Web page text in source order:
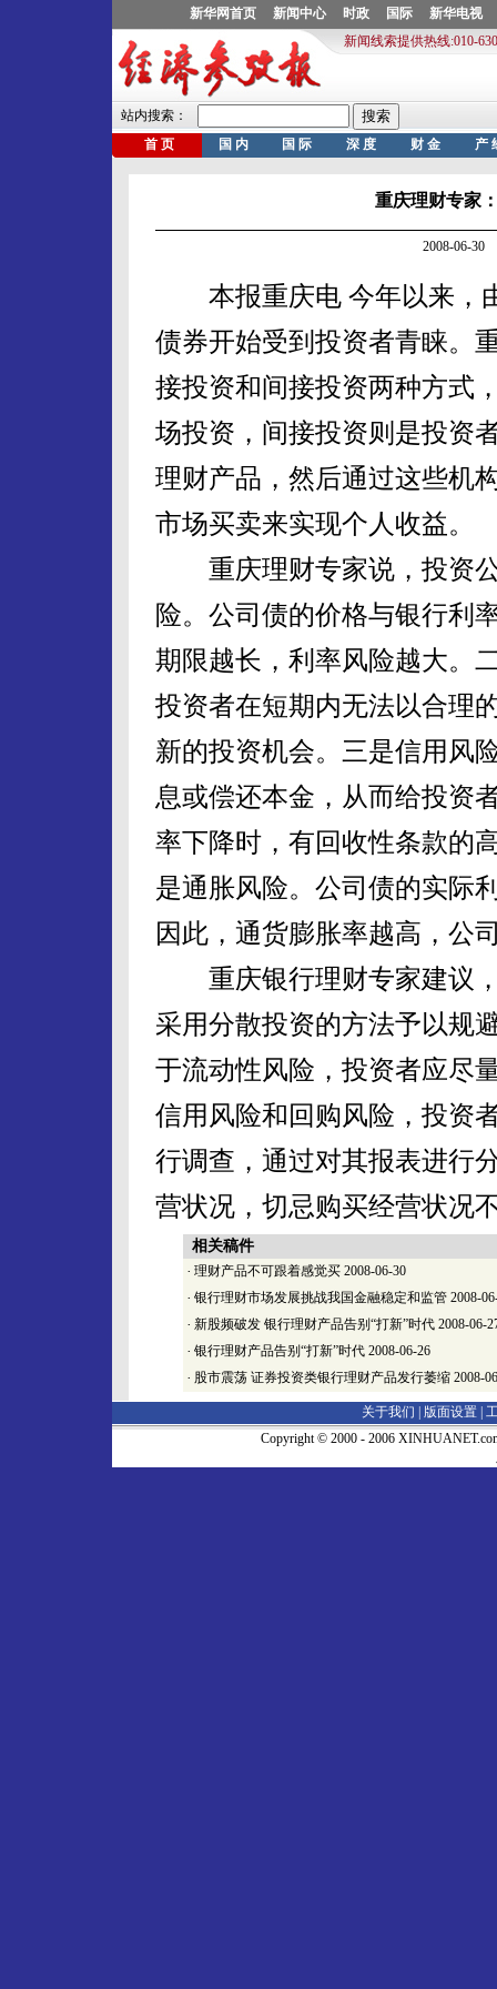
重庆理财专家
2008-06-30
本报重庆电 今年以来，
债券开始受到投资者青睐。
接投资和间接投资两种方式
场投资，间接投资则是投资
理财产品，然后通过这些机
市场买卖来实现个人收益。
重庆理财专家说，投资公
险。公司债的价格与银行利
期限越长，利率风险越大。
投资者在短期内无法以合理
新的投资机会。三是信用风
息或偿还本金，从而给投资
率下降时，有回收性条款的
是通胀风险。公司债的实际
因此，通货膨胀率越高，公
重庆银行理财专家建议，
采用分散投资的方法予以规
于流动性风险，投资者应尽
信用风险和回购风险，投资
行调查，通过对其报表进行
营状况，切忌购买经营状况
相关稿件
· 理财产品不可跟着感觉买 2008-06-30
· 银行理财市场发展挑战我国金融稳定和监管 2008-
· 新股频破发 银行理财产品告别“打新”时代 2008-06-
· 银行理财产品告别“打新”时代 2008-06-26
· 股市震荡 证券投资类银行理财产品发行萎缩 2008-
关于我们 | 版面设置
Copyright © 2000 - 2006